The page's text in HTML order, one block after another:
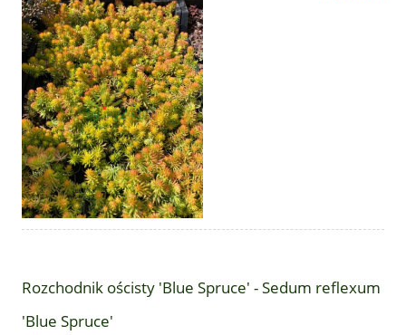
Rozchodnik ościsty 'Blue Spruce' - Sedum reflexum
'Blue Spruce'